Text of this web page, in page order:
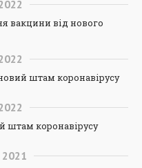
вакцини від нового
штам коронавірусу
штам коронавірусу
2021